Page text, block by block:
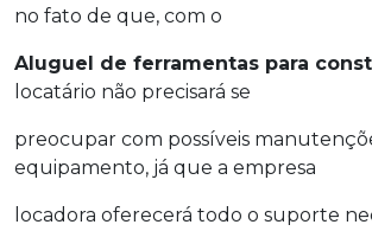
no fato de que, com o
Aluguel de ferramentas para
locatário não precisará se
preocupar com possíveis
equipamento, já que a empresa
locadora oferecerá todo o suporte